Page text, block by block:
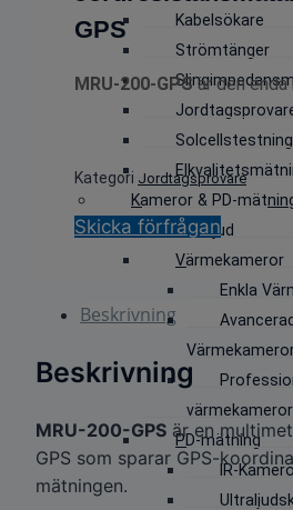
Kabelsökare
Strömtänger
Solcellstestning
Kameror & PD-
Ultraljud
Värmekameror
Enkla
värmekameror
PD-mätning
IR-
GPS
MRU-200-GPSär den enda
Kategori Jordtagsprovare
Skicka förfrågan
Beskrivning
Beskrivning
MRU-200-GPS är en
GPS som sparar GPS-
mätningen.